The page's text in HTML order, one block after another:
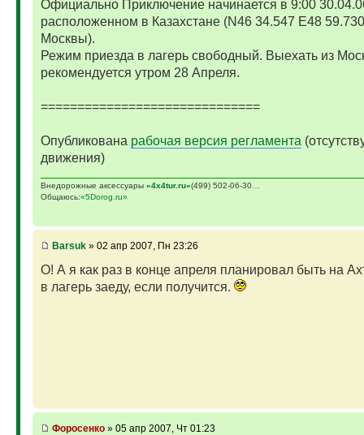
Официально Приключение начинается в 9:00
расположенном в Казахстане (N46 34.547 E48
Москвы).
Режим приезда в лагерь свободный. Выехать из
рекомендуется утром 28 Апреля.
==============================
Опубликована рабочая версия регламента
движения)
Внедорожные аксессуары «4х4tur.ru»(499) 502-06-30…
Общаюсь:«5Dorog.ru»
Barsuk» 02 апр 2007, Пн 23:26
О! А я как раз в конце апреля планировал быть на
в лагерь заеду, если получится.
Фopoceнкo» 05 апр 2007, Чт 01:23